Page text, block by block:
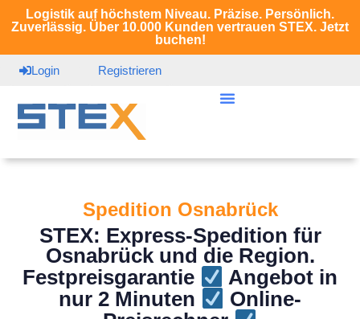
Logistik auf höchstem Niveau. Präzise. Persönlich.
Zuverlässig. Über 10.000 Kunden vertrauen STEX. Jetzt
buchen!
Login Registrieren
Spedition Osnabrück
STEX: Express-Spedition für
Osnabrück und die Region.
Festpreisgarantie
Angebot in
nur 2 Minuten
Online-